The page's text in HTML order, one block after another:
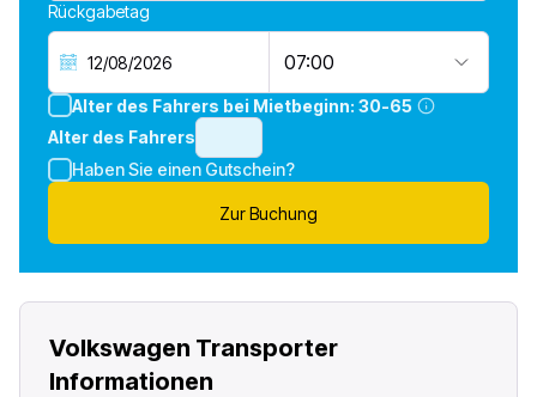
Rückgabetag
07:00
Alter des Fahrers bei Mietbeginn: 30-65
Alter des Fahrers
Haben Sie einen Gutschein?
Zur Buchung
Volkswagen Transporter
Informationen